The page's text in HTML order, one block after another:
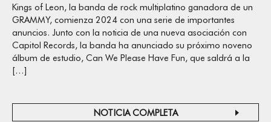
Kings of Leon, la banda de rock multiplatino ganadora de un
GRAMMY, comienza 2024 con una serie de importantes
anuncios. Junto con la noticia de una nueva asociación con
Capitol Records, la banda ha anunciado su próximo noveno
álbum de estudio, Can We Please Have Fun, que saldrá a la
[…]
NOTICIA COMPLETA